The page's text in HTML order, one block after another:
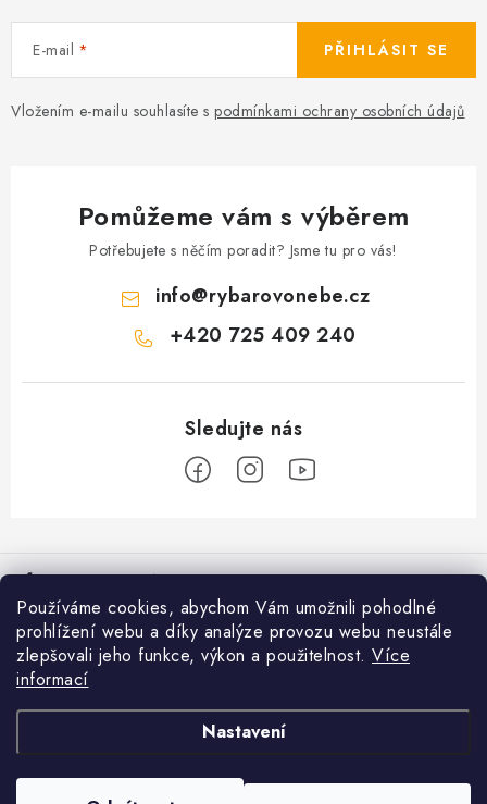
Používáme cookies, abychom Vám umožnili pohodlné
prohlížení webu a díky analýze provozu webu neustále
zlepšovali jeho funkce, výkon a použitelnost. Více
informací
Nastavení
E-mail
Vložením e-mailu souhlasíte s podmínkami ochrany osobních údajů
PŘIHLÁSIT SE
Pomůžeme vám s výběrem
Potřebujete s něčím poradit? Jsme tu pro vás!
info@rybarovonebe.cz
+420 725 409 240
á
p Informace pro vás
Věrnostní program
Doprava a platba
Prodejna Moravské Budějovice
Obchodní podmínky
GDPR
Facebook
Přijímáme online platby
Nákupní košík